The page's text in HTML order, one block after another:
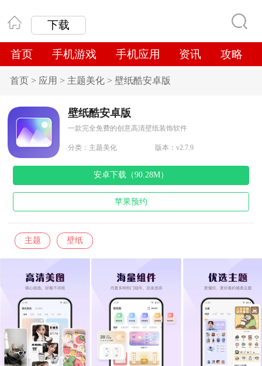
下载
首页 手机游戏 手机应用 资讯 攻略
首页 > 应用 > 主题美化 > 壁纸酷安卓版
壁纸酷安卓版
一款完全免费的创意高清壁纸装饰软件
分类： 主题美化 版本：v2.7.9
安卓下载（90.28M）
苹果预约
主题 壁纸